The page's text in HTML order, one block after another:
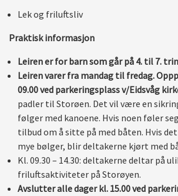
Lek og friluftsliv
Praktisk informasjon
Leiren er for barn som går på 4. til 7.
Leiren varer fra mandag til fredag.
09.00 ved parkeringsplass v/Eidsvåg
padler til Storøen. Det vil være en
følger med kanoene. Hvis noen føler
tilbud om å sitte på med båten. Hvis
mye bølger, blir deltakerne kjørt med
Kl. 09.30 – 14.30: deltakerne deltar på
friluftsaktiviteter på Storøyen.
Avslutter alle dager kl. 15.00 ved